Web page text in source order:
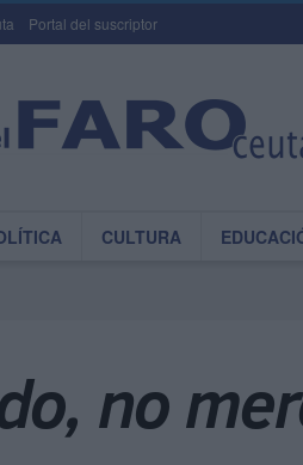
Portal del suscriptor
CULTURA
no